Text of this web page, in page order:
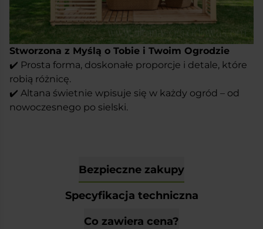
Stworzona z Myślą o Tobie i Twoim Ogrodzie
✔️ Prosta forma, doskonałe proporcje i detale, które
robią różnicę.
✔️ Altana świetnie wpisuje się w każdy ogród – od
nowoczesnego po sielski.
Bezpieczne zakupy
Specyfikacja techniczna
Co zawiera cena?